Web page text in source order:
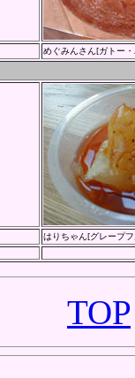
めぐみんさん[ガトー
はりちゃん[グレープ
TOP